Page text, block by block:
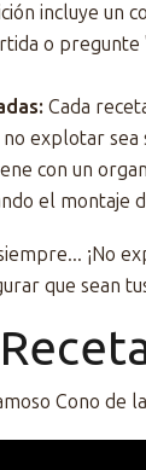
incluye un
o
Cada
explotar
con un
el montaje
¡No
que sean
Cono de